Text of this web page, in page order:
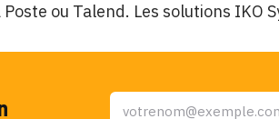
ou Talend. Les solutions IKO